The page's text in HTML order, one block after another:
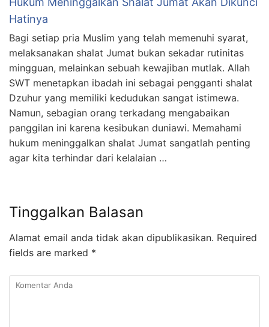
Hatinya
Bagi setiap pria Muslim yang telah memenuhi syarat,
melaksanakan shalat Jumat bukan sekadar rutinitas
mingguan, melainkan sebuah kewajiban mutlak. Allah
SWT menetapkan ibadah ini sebagai pengganti shalat
Dzuhur yang memiliki kedudukan sangat istimewa.
Namun, sebagian orang terkadang mengabaikan
panggilan ini karena kesibukan duniawi. Memahami
hukum meninggalkan shalat Jumat sangatlah penting
agar kita terhindar dari kelalaian …
Tinggalkan Balasan
Alamat email anda tidak akan dipublikasikan. Required
fields are marked *